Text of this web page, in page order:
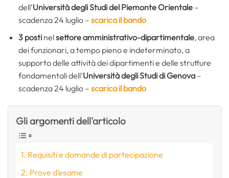
dell’Università degli Studi del Piemonte Orientale–
scadenza 24 luglio – scarica il bando
3 postinelsettore amministrativo-dipartimentale, area
dei funzionari, a tempo pieno e indeterminato, a
supporto delle attività dei dipartimenti e delle strutture
fondamentali dell’Università degli Studi di Genova–
scadenza 24 luglio – scarica il bando
Gli argomenti dell'articolo
Requisiti e domande di partecipazione
Prove d’esame